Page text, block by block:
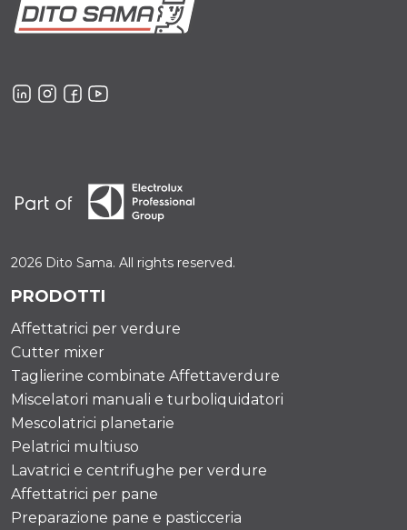
2026 Dito Sama. All rights reserved.
PRODOTTI
Affettatrici per verdure
Cutter mixer
Taglierine combinate Affettaverdure
Miscelatori manuali e turboliquidatori
Mescolatrici planetarie
Pelatrici multiuso
Lavatrici e centrifughe per verdure
Affettatrici per pane
Preparazione pane e pasticceria